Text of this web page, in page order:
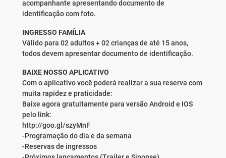
acompanhante apresentando documento de
identificação com foto.
INGRESSO FAMÍLIA
Válido para 02 adultos + 02 crianças de até 15 anos,
todos devem apresentar documento de identificação.
BAIXE NOSSO APLICATIVO
Com o aplicativo você poderá realizar a sua reserva com
muita rapidez e praticidade:
Baixe agora gratuitamente para versão Android e IOS
pelo link:
http://goo.gl/szyMnF
-Programação do dia e da semana
-Reservas de ingressos